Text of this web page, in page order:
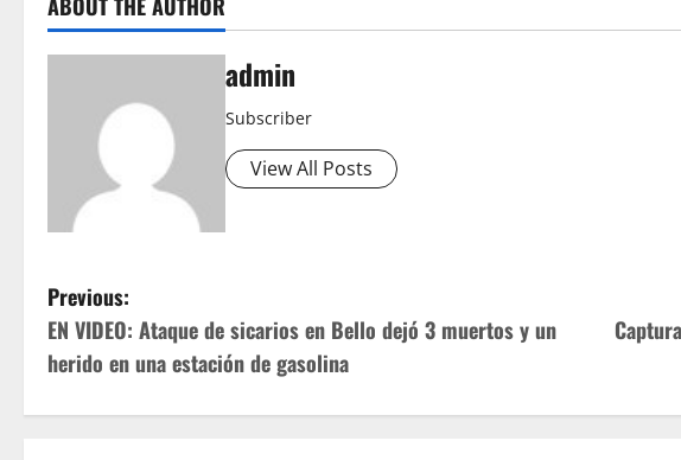
admin
Subscriber
View All Posts
P
o
s
Previous:
EN VIDEO: Ataque de sicarios en Bello dejó 3 muertos y un
herido en una estación de gasolina